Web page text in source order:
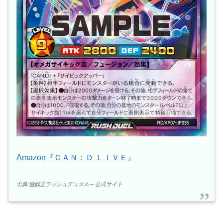
Amazon『ＣＡＮ：Ｄ ＬＩＶＥ』
出典:遊戯王ラッシュデュエル – 公式サイト